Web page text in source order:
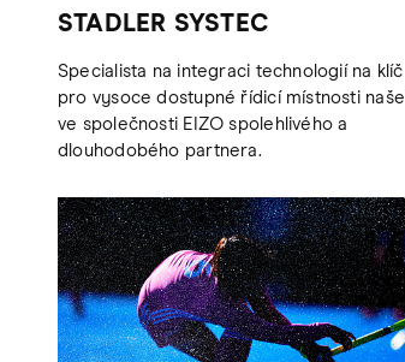
STADLER SYSTEC
Specialista na integraci technologií na klíč
pro vysoce dostupné řídicí místnosti našel
ve společnosti EIZO spolehlivého a
dlouhodobého partnera.